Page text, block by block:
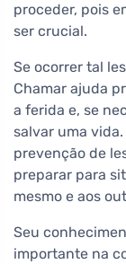
proceder, pois
ser crucial.
Se ocorrer tal
Chamar ajuda
a ferida e, se
salvar uma
prevenção de
preparar para
mesmo e aos
Seu
importante na